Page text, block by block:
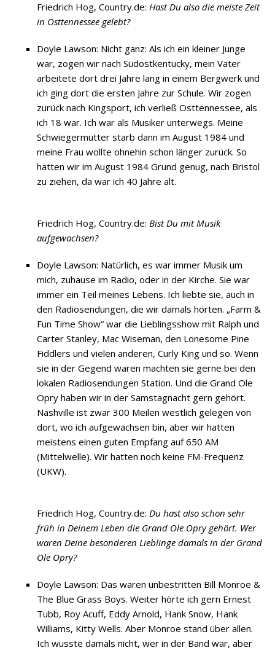
Friedrich Hog, Country.de: Hast Du also die meiste Zeit
in Osttennessee gelebt?
Doyle Lawson: Nicht ganz: Als ich ein kleiner Junge
war, zogen wir nach Südostkentucky, mein Vater
arbeitete dort drei Jahre lang in einem Bergwerk und
ich ging dort die ersten Jahre zur Schule. Wir zogen
zurück nach Kingsport, ich verließ Osttennessee, als
ich 18 war. Ich war als Musiker unterwegs. Meine
Schwiegermutter starb dann im August 1984 und
meine Frau wollte ohnehin schon länger zurück. So
hatten wir im August 1984 Grund genug, nach Bristol
zu ziehen, da war ich 40 Jahre alt.
Friedrich Hog, Country.de: Bist Du mit Musik
aufgewachsen?
Doyle Lawson: Natürlich, es war immer Musik um
mich, zuhause im Radio, oder in der Kirche. Sie war
immer ein Teil meines Lebens. Ich liebte sie, auch in
den Radiosendungen, die wir damals hörten. „Farm &
Fun Time Show“ war die Lieblingsshow mit Ralph und
Carter Stanley, Mac Wiseman, den Lonesome Pine
Fiddlers und vielen anderen, Curly King und so. Wenn
sie in der Gegend waren machten sie gerne bei den
lokalen Radiosendungen Station. Und die Grand Ole
Opry haben wir in der Samstagnacht gern gehört.
Nashville ist zwar 300 Meilen westlich gelegen von
dort, wo ich aufgewachsen bin, aber wir hatten
meistens einen guten Empfang auf 650 AM
(Mittelwelle). Wir hatten noch keine FM-Frequenz
(UKW).
Friedrich Hog, Country.de: Du hast also schon sehr
früh in Deinem Leben die Grand Ole Opry gehört. Wer
waren Deine besonderen Lieblinge damals in der Grand
Ole Opry?
Doyle Lawson: Das waren unbestritten Bill Monroe &
The Blue Grass Boys. Weiter hörte ich gern Ernest
Tubb, Roy Acuff, Eddy Arnold, Hank Snow, Hank
Williams, Kitty Wells. Aber Monroe stand über allen.
Ich wusste damals nicht, wer in der Band war, aber